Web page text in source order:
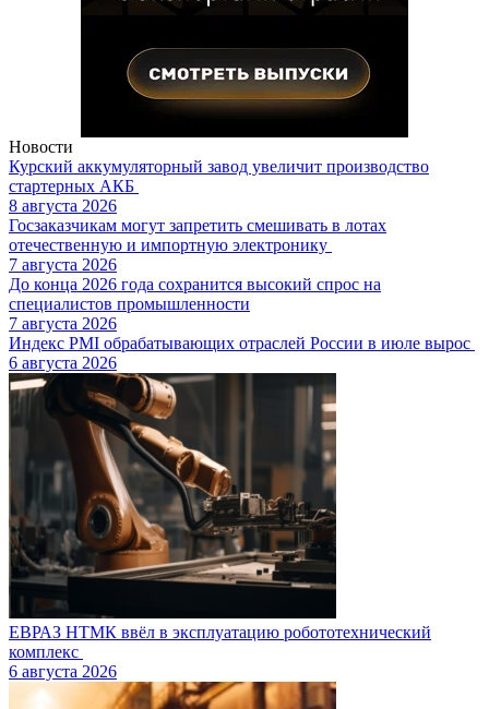
Новости
Курский аккумуляторный завод увеличит производство
стартерных АКБ
8 августа 2026
Госзаказчикам могут запретить смешивать в лотах
отечественную и импортную электронику
7 августа 2026
До конца 2026 года сохранится высокий спрос на
специалистов промышленности
7 августа 2026
Индекс PMI обрабатывающих отраслей России в июле вырос
6 августа 2026
ЕВРАЗ НТМК ввёл в эксплуатацию робототехнический
комплекс
6 августа 2026